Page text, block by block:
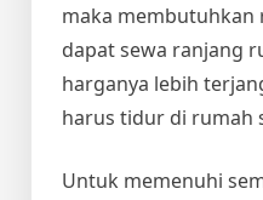
maka membutuhkan
dapat sewa ranjang
harganya lebih
harus tidur di rumah
Untuk memenuhi